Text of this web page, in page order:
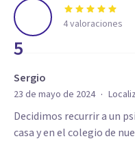
5
4valoraciones
Sergio
23 de mayo de 2024 ·
Decidimos recurrir a un
casa y en el colegio de